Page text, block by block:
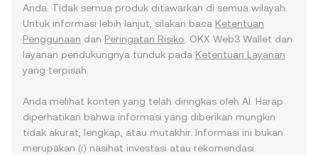
Anda. Tidak semua produk ditawarkan di semua wilayah.
Untuk informasi lebih lanjut, silakan baca Ketentuan
Penggunaan dan Peringatan Risiko . OKX Web3 Wallet dan
layanan pendukungnya tunduk pada Ketentuan Layanan
yang terpisah.
Anda melihat konten yang telah diringkas oleh AI. Harap
diperhatikan bahwa informasi yang diberikan mungkin
tidak akurat, lengkap, atau mutakhir. Informasi ini bukan
merupakan (i) nasihat investasi atau rekomendasi